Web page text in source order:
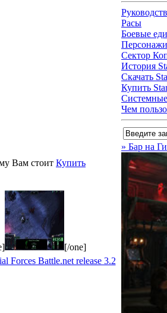
Вам стоит Купить
[/one]
Forces Battle.net release 3.2
Расы
Боевые
Персонажи
Сектор
История
Скачать
Купить
Чем
» Бар на